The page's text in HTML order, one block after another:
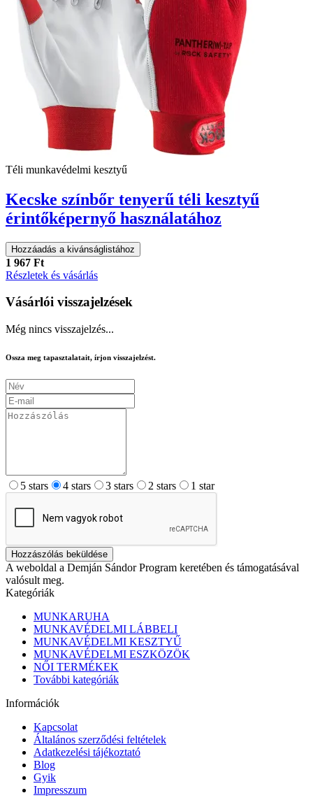
Téli munkavédelmi kesztyű
Kecske színbőr tenyerű téli kesztyű
érintőképernyő használatához
Hozzáadás a kivánságlistához
1 967 Ft
Részletek és vásárlás
Vásárlói visszajelzések
Még nincs visszajelzés...
Ossza meg tapasztalatait, írjon visszajelzést.
5 stars 4 stars 3 stars 2 stars 1 star
Hozzászólás beküldése
A weboldal a Demján Sándor Program keretében és támogatásával
valósult meg.
Kategóriák
MUNKARUHA
MUNKAVÉDELMI LÁBBELI
MUNKAVÉDELMI KESZTYŰ
MUNKAVÉDELMI ESZKÖZÖK
NŐI TERMÉKEK
További kategóriák
Információk
Kapcsolat
Általános szerződési feltételek
Adatkezelési tájékoztató
Blog
Gyik
Impresszum